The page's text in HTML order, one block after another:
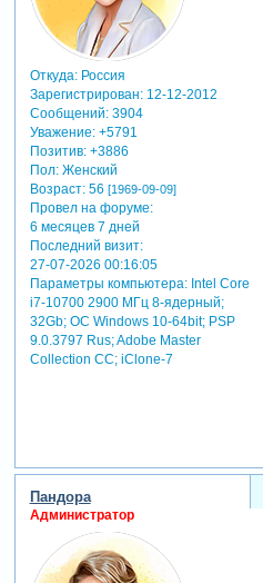
Откуда:Россия
Зарегистрирован: 12-12-2012
Сообщений:3904
Уважение: +5791
Позитив: +3886
Пол:Женский
Возраст:56 [1969-09-09]
Провел на форуме:
6 месяцев 7 дней
Последний визит:
27-07-2026 00:16:05
Параметры компьютера:Intel Core
i7-10700 2900 МГц 8-ядерный;
32Gb; ОС Windows 10-64bit; PSP
9.0.3797 Rus; Adobe Master
Collection СС; iClone-7
Пандора
Администратор